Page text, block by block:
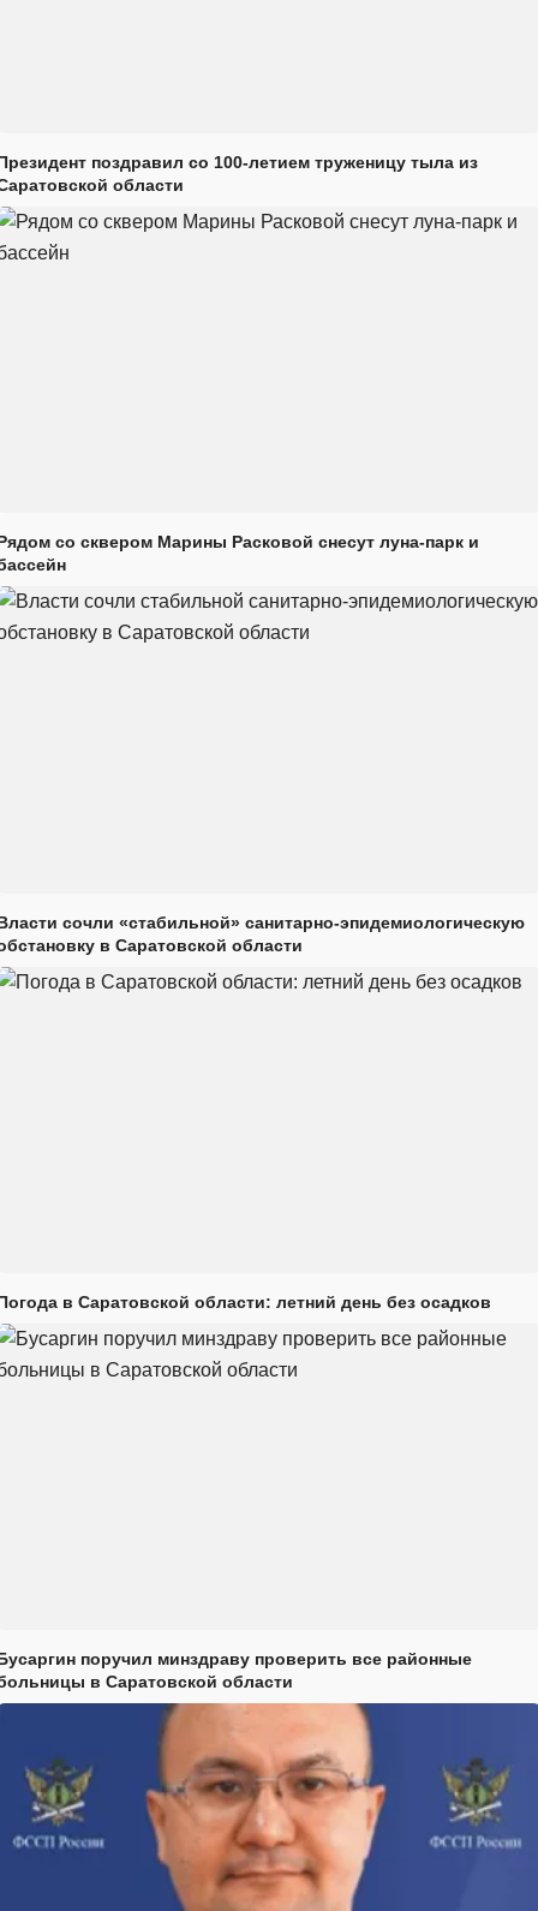
поздравил со 100-летием труженицу тыла из
области
со сквером Марины Расковой снесут луна-парк и
сочли «стабильной» санитарно-эпидемиологическую
в Саратовской области
в Саратовской области: летний день без осадков
поручил минздраву проверить все районные
в Саратовской области